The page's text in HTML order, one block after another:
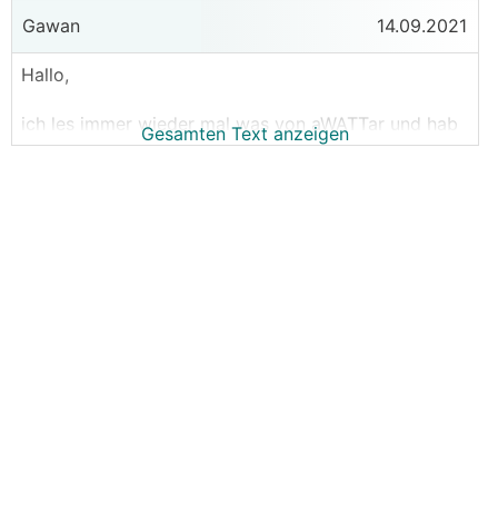
Gawan 14.09.2021
Hallo,
ich les immer wieder mal was von aWATTar und hab
da jetzt etwas recherchiert.
Gesamten Text anzeigen